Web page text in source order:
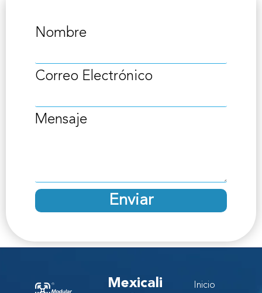
Nombre
Correo Electrónico
Mensaje
Enviar
Mexicali
Inicio